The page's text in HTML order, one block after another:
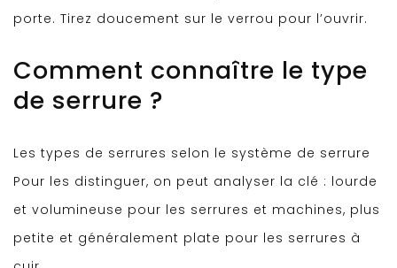
porte. Tirez doucement sur le verrou pour l’ouvrir.
Comment connaître le type
de serrure ?
Les types de serrures selon le système de serrure
Pour les distinguer, on peut analyser la clé : lourde
et volumineuse pour les serrures et machines, plus
petite et généralement plate pour les serrures à